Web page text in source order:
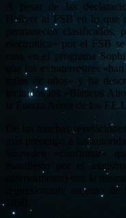
A pesar de las
Hellyer al FSB en lo que
permanecen
electrónica» por el FSB
rusa en el programa
que los extraterrestres
miles de años» y ha
incluidos los «Blancos
la Fuerza Aérea de los
De las muchas
más preocupa a las
Snowden «confirmar»
manifiesto por el
anteriormente) son la
impresionante ascenso